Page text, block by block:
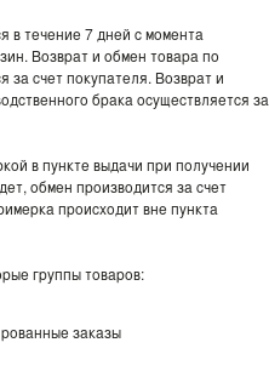
в течение 7 дней с момента
Возврат и обмен товара по
за счет покупателя. Возврат и
брака осуществляется за
в пункте выдачи при получении
обмен производится за счет
происходит вне пункта
группы товаров:
заказы